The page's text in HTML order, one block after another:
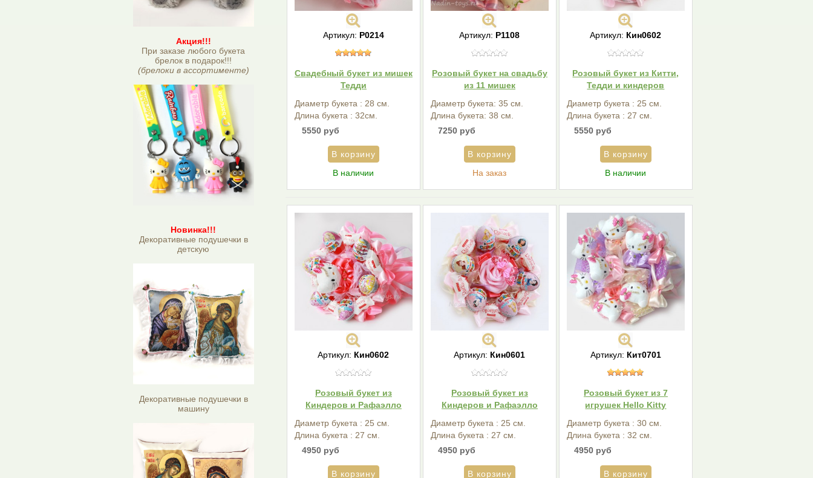
Акция!!!
При заказе любого букета
брелок в подарок!!!
(брелоки в ассортименте)
Новинка!!!
Декоративные подушечки в
детскую
Декоративные подушечки в
машину
Артикул: Р0214
Свадебный букет из мишек
Тедди
Диаметр букета : 28 см.
Длина букета : 32см.
5550 руб
В наличии
Артикул: Р1108
Розовый букет на свадьбу
из 11 мишек
Диаметр букета: 35 см.
Длина букета: 38 см.
7250 руб
На заказ
Артикул: Кин0602
Розовый букет из Китти,
Тедди и киндеров
Диаметр букета : 25 см.
Длина букета : 27 см.
5550 руб
В наличии
Артикул: Кин0602
Розовый букет из
Киндеров и Рафаэлло
Диаметр букета : 25 см.
Длина букета : 27 см.
4950 руб
Артикул: Кин0601
Розовый букет из
Киндеров и Рафаэлло
Диаметр букета : 25 см.
Длина букета : 27 см.
4950 руб
Артикул: Кит0701
Розовый букет из 7
игрушек Hello Kitty
Диаметр букета : 30 см.
Длина букета : 32 см.
4950 руб